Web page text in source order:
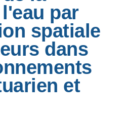
par
spatiale
dans
et